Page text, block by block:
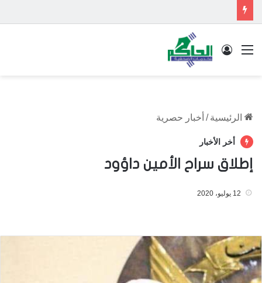
القائمة تسجيل الدخول
الرئيسية / أخبار حصرية
أخر الأخبار
إطلاق سراح الأمين داؤود
12 يوليو، 2020